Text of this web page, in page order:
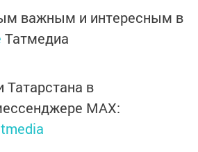
важным и интересным в
Татмедиа
Татарстана в
MАХ: